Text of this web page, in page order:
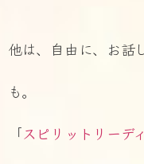
他は、自由に、お話
も。
「スピリットリーデ